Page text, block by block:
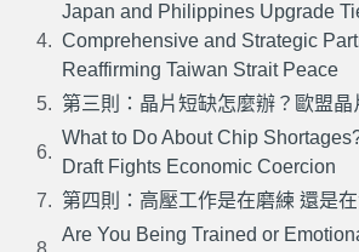
Japan and Philippines Upgrade
Comprehensive and Strategic
Reaffirming Taiwan Strait Peace
第三則：晶片短缺怎麼辦？歐盟
What to Do About Chip
Draft Fights Economic Coercion
第四則：高壓工作是在磨練 還是
Are You Being Trained or